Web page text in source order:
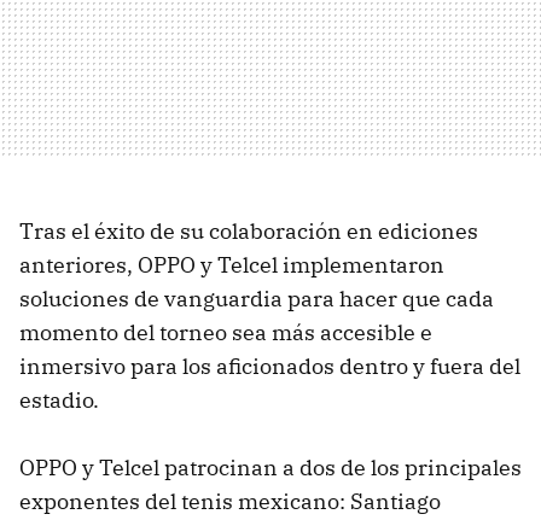
Tras el éxito de su colaboración en ediciones
anteriores, OPPO y Telcel implementaron
soluciones de vanguardia para hacer que cada
momento del torneo sea más accesible e
inmersivo para los aficionados dentro y fuera del
estadio.
OPPO y Telcel patrocinan a dos de los principales
exponentes del tenis mexicano: Santiago